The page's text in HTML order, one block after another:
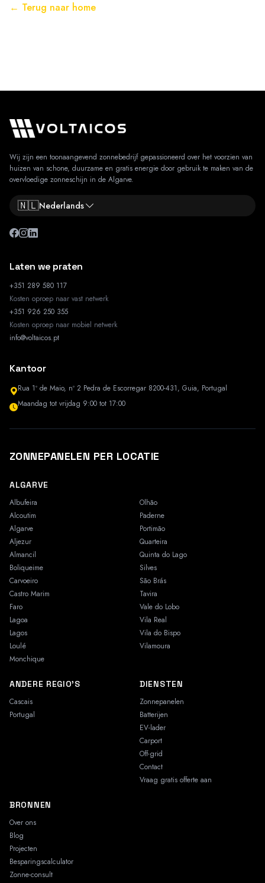
← Terug naar home
Wij zijn een toonaangevend zonnebedrijf gepassioneerd over het voorzien van
huizen van schone, duurzame en gratis energie door gebruik te maken van de
overvloedige zonneschijn in de Algarve.
🇳🇱Nederlands
Laten we praten
+351 289 580 117
Kosten oproep naar vast netwerk
+351 926 250 355
Kosten oproep naar mobiel netwerk
info@voltaicos.pt
Kantoor
Rua 1º de Maio, nº 2 Pedra de Escorregar 8200-431, Guia, Portugal
Maandag tot vrijdag 9:00 tot 17:00
ZONNEPANELEN PER LOCATIE
ALGARVE
Albufeira
Alcoutim
Algarve
Aljezur
Almancil
Boliqueime
Carvoeiro
Castro Marim
Faro
Lagoa
Lagos
Loulé
Monchique
Olhão
Paderne
Portimão
Quarteira
Quinta do Lago
Silves
São Brás
Tavira
Vale do Lobo
Vila Real
Vila do Bispo
Vilamoura
ANDERE REGIO'S
Cascais
Portugal
DIENSTEN
Zonnepanelen
Batterijen
EV-lader
Carport
Off-grid
Contact
Vraag gratis offerte aan
BRONNEN
Over ons
Blog
Projecten
Besparingscalculator
Zonne-consult